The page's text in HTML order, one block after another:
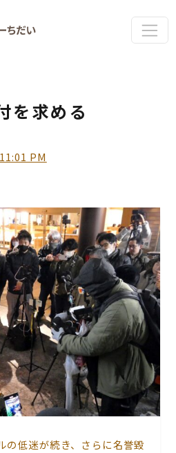
を求める
PM
低迷が続き、さらに名誉毀